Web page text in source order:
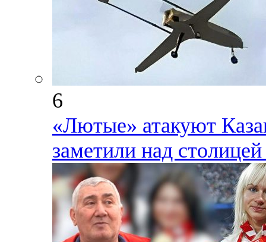
6
«Лютые» атакуют
заметили над